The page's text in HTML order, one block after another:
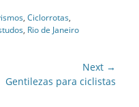
, Ciclorrotas,
, Rio de Janeiro
Next →
Gentilezas para ciclistas